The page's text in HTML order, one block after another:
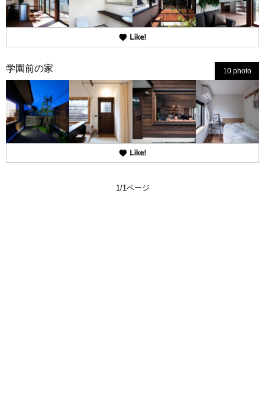
学園前の家 10 photo
1/1ページ